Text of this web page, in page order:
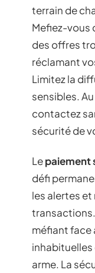
terrain de
Mefiez-vous
des offres
réclamant
Limitez la
sensibles.
contactez
sécurité de
Lepaiement
défi
les alertes
méfiant face
inhabituelles
arme. La